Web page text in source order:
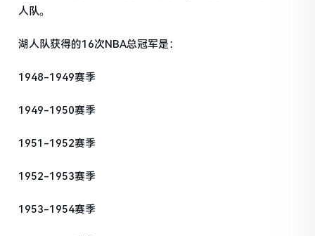
人队。
湖人队获得的16次NBA总冠军是：
1948-1949赛季
1949-1950赛季
1951-1952赛季
1952-1953赛季
1953-1954赛季